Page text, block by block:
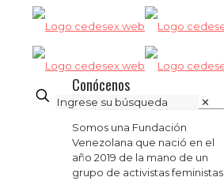
✕
Conócenos
Somos una Fundación
Venezolana que nació en el
año 2019 de la mano de un
grupo de activistas feministas